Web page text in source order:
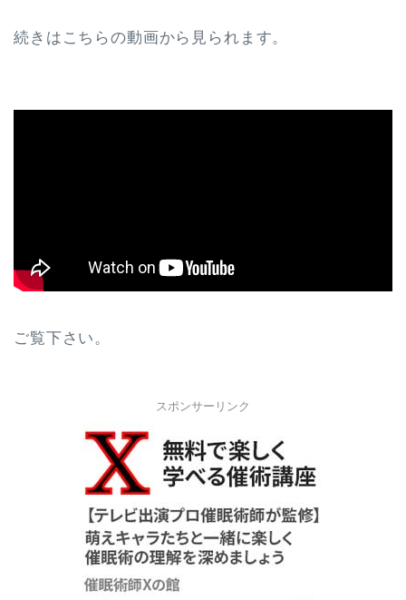
続きはこちらの動画から見られます。
ご覧下さい。
スポンサーリンク